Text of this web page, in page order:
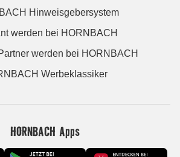
Hinweisgebersystem
werden bei HORNBACH
werden bei HORNBACH
Werbeklassiker
HORNBACH Apps